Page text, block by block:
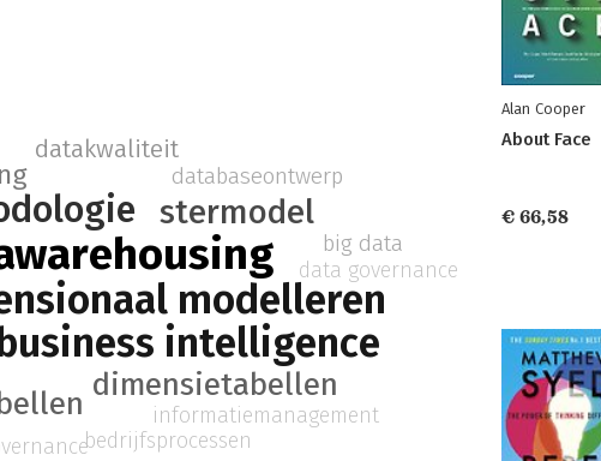
modelleren
intelligence
stermodel
dimensietabellen
datakwaliteit
databaseontwerp
big data
data governance
informatiemanagement
bedrijfsprocessen
Alan Cooper
About Face
€ 66,58